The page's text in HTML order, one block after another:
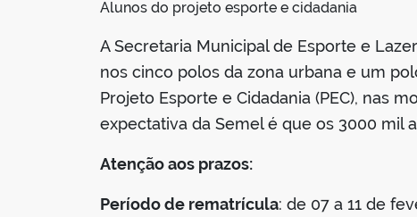
Alunos do projeto esporte e cidadania
A Secretaria Municipal de Esporte e
nos cinco polos da zona urbana e um
Projeto Esporte e Cidadania (PEC), nas
expectativa da Semel é que os 3000 mil
Atenção aos prazos:
Período de rematrícula: de 07 a 11 de